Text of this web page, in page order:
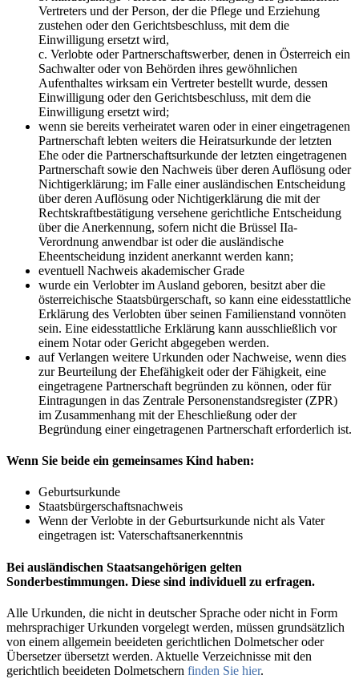
Vertreters und der Person, der die Pflege und Erziehung
zustehen oder den Gerichtsbeschluss, mit dem die
Einwilligung ersetzt wird,
c. Verlobte oder Partnerschaftswerber, denen in Österreich ein
Sachwalter oder von Behörden ihres gewöhnlichen
Aufenthaltes wirksam ein Vertreter bestellt wurde, dessen
Einwilligung oder den Gerichtsbeschluss, mit dem die
Einwilligung ersetzt wird;
wenn sie bereits verheiratet waren oder in einer eingetragenen
Partnerschaft lebten weiters die Heiratsurkunde der letzten
Ehe oder die Partnerschaftsurkunde der letzten eingetragenen
Partnerschaft sowie den Nachweis über deren Auflösung oder
Nichtigerklärung; im Falle einer ausländischen Entscheidung
über deren Auflösung oder Nichtigerklärung die mit der
Rechtskraftbestätigung versehene gerichtliche Entscheidung
über die Anerkennung, sofern nicht die Brüssel IIa-
Verordnung anwendbar ist oder die ausländische
Eheentscheidung inzident anerkannt werden kann;
eventuell Nachweis akademischer Grade
wurde ein Verlobter im Ausland geboren, besitzt aber die
österreichische Staatsbürgerschaft, so kann eine eidesstattliche
Erklärung des Verlobten über seinen Familienstand vonnöten
sein. Eine eidesstattliche Erklärung kann ausschließlich vor
einem Notar oder Gericht abgegeben werden.
auf Verlangen weitere Urkunden oder Nachweise, wenn dies
zur Beurteilung der Ehefähigkeit oder der Fähigkeit, eine
eingetragene Partnerschaft begründen zu können, oder für
Eintragungen in das Zentrale Personenstandsregister (ZPR)
im Zusammenhang mit der Eheschließung oder der
Begründung einer eingetragenen Partnerschaft erforderlich ist.
Wenn Sie beide ein gemeinsames Kind haben:
Geburtsurkunde
Staatsbürgerschaftsnachweis
Wenn der Verlobte in der Geburtsurkunde nicht als Vater
eingetragen ist: Vaterschaftsanerkenntnis
Bei ausländischen Staatsangehörigen gelten
Sonderbestimmungen. Diese sind individuell zu erfragen.
Alle Urkunden, die nicht in deutscher Sprache oder nicht in Form
mehrsprachiger Urkunden vorgelegt werden, müssen grundsätzlich
von einem allgemein beeideten gerichtlichen Dolmetscher oder
Übersetzer übersetzt werden. Aktuelle Verzeichnisse mit den
gerichtlich beeideten Dolmetschern finden Sie hier.